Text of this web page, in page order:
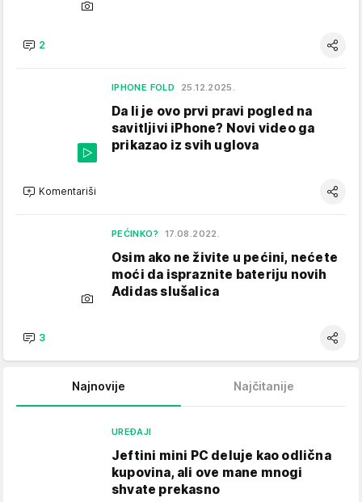
2
IPHONE FOLD 25.12.2025.
Da li je ovo prvi pravi pogled na
savitljivi iPhone? Novi video ga
prikazao iz svih uglova
Komentariši
PEĆINKO? 17.08.2022.
Osim ako ne živite u pećini, nećete
moći da ispraznite bateriju novih
Adidas slušalica
3
Najnovije Najčitanije
UREĐAJI
Jeftini mini PC deluje kao odlična
kupovina, ali ove mane mnogi
shvate prekasno